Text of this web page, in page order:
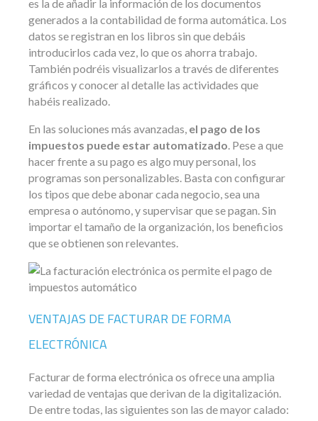
es la de añadir la información de los documentos
generados a la contabilidad de forma automática. Los
datos se registran en los libros sin que debáis
introducirlos cada vez, lo que os ahorra trabajo.
También podréis visualizarlos a través de diferentes
gráficos y conocer al detalle las actividades que
habéis realizado.
En las soluciones más avanzadas, el pago de los
impuestos puede estar automatizado. Pese a que
hacer frente a su pago es algo muy personal, los
programas son personalizables. Basta con configurar
los tipos que debe abonar cada negocio, sea una
empresa o autónomo, y supervisar que se pagan. Sin
importar el tamaño de la organización, los beneficios
que se obtienen son relevantes.
VENTAJAS DE FACTURAR DE FORMA
ELECTRÓNICA
Facturar de forma electrónica os ofrece una amplia
variedad de ventajas que derivan de la digitalización.
De entre todas, las siguientes son las de mayor calado: